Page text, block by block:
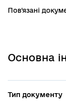
Основна
Тип документу
Пов'язані